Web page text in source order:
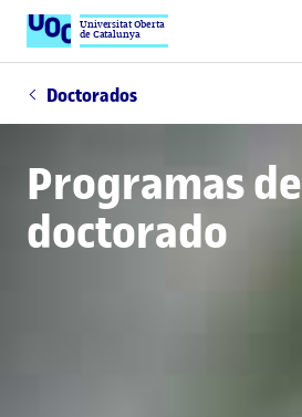
Universitat Oberta
de Catalunya
Doctorados
Programas de
doctorado